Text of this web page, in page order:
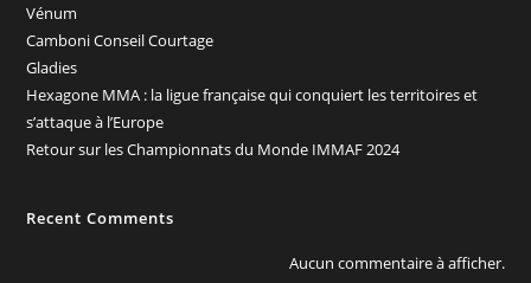
Vénum
Camboni Conseil Courtage
Gladies
Hexagone MMA : la ligue française qui conquiert les territoires et
s’attaque à l’Europe
Retour sur les Championnats du Monde IMMAF 2024
Recent Comments
Aucun commentaire à afficher.